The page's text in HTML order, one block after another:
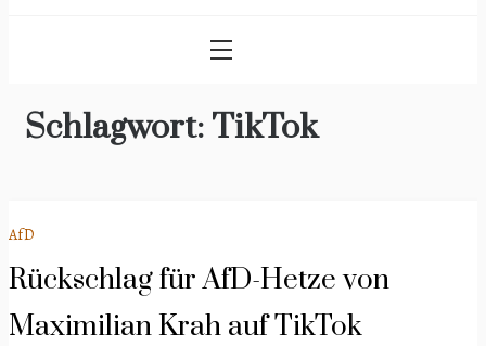
Schlagwort: TikTok
AfD
Rückschlag für AfD-Hetze von
Maximilian Krah auf TikTok